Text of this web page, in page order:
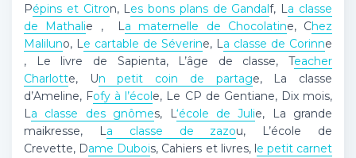
Pépins et Citron, Les bons plans de Gandalf, La classe
de Mathalie , La maternelle de Chocolatine, Chez
Maliluno, Le cartable de Séverine, La classe de Corinne
, Le livre de Sapienta, L’âge de classe, Teacher
Charlotte, Un petit coin de partage, La classe
d’Ameline, Fofy à l’écol e, Le CP de Gentiane, Dix mois,
La classe des gnômes, L‘école de Julie, La grande
maikresse, La classe de zazou, L’école de
Crevette, Dame Dubois, Cahiers et livres, l e petit carnet